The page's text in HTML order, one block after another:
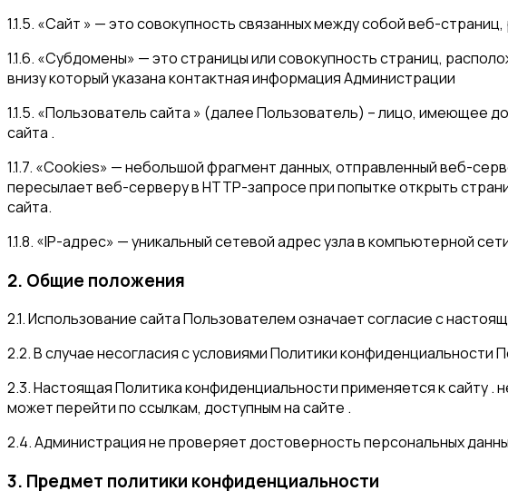
1.1.5. «Сайт » — это совокупность связанных между собой веб-
1.1.6. «Субдомены» — это страницы или совокупность страниц,
внизу который указана контактная информация Администрации
1.1.5. «Пользователь сайта » (далее Пользователь) – лицо, имеющее
сайта .
1.1.7. «Cookies» — небольшой фрагмент данных, отправленный веб-
пересылает веб-серверу в HTTP-запросе при попытке открыть
сайта.
1.1.8. «IP-адрес» — уникальный сетевой адрес узла в компьютерной
2. Общие положения
2.1. Использование сайта Пользователем означает согласие с
2.2. В случае несогласия с условиями Политики конфиденциальности
2.3. Настоящая Политика конфиденциальности применяется к сайту .
может перейти по ссылкам, доступным на сайте .
2.4. Администрация не проверяет достоверность персональных
3. Предмет политики конфиденциальности